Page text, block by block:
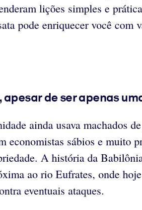
lições simples e
pode enriquecer você
de ser apenas
ainda usava machados
economistas sábios e muito
A história da
ao rio Eufrates, onde
eventuais ataques.